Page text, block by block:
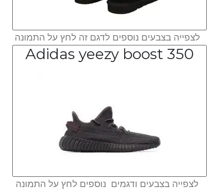
לצפייה בצבעים נוספים לדגם זה לחץ על התמונה
Adidas yeezy boost 350
לצפייה בצבעים ודגמים נוספים לחץ על התמונה